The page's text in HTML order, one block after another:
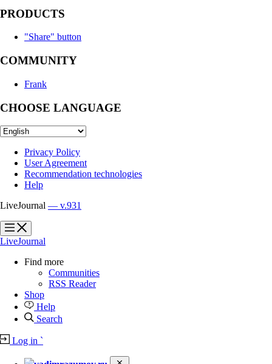
PRODUCTS
"Share" button
COMMUNITY
Frank
CHOOSE LANGUAGE
Privacy Policy
User Agreement
Recommendation technologies
Help
LiveJournal — v.931
?
?
LiveJournal
Find more
Communities
RSS Reader
Shop
Help
Search
Log in `